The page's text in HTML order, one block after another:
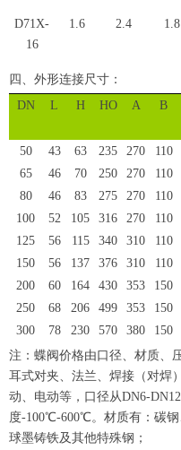
D71X-
16
1.6 2.4 1.8
四、外形连接尺寸：
DN
L H HO A B
50
43 63 235 270 110
65
46 70 250 270 110
80
46 83 275 270 110
100
52 105 316 270 110
125
56 115 340 310 110
150
56 137 376 310 110
200
60 164 430 353 150
250
68 206 499 353 150
300
78 230 570 380 150
注：蝶阀价格由口径、材质、
耳式对夹、法兰、焊接（对焊
动、电动等，口径从DN6-
度-100℃-600℃。材质有：碳钢
球墨铸铁及其他特殊钢；